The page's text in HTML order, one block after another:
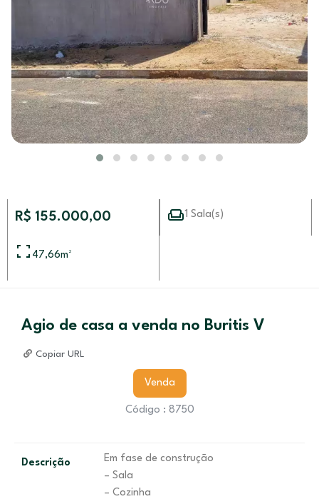
R$ 155.000,00 1 Sala(s)
47,66m²
Agio de casa a venda no Buritis V
Copiar URL
Venda
Código : 8750
Descrição
Em fase de construção
– Sala
– Cozinha